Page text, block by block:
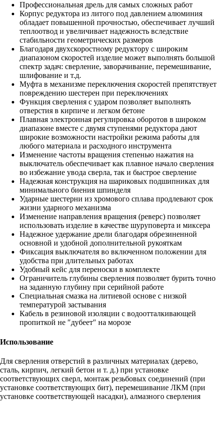
Профессиональная дрель для самых сложных работ
Корпус редуктора из литого под давлением алюминия
обладает повышенной прочностью, обеспечивает лучший
теплоотвод и увеличивает надежность вследствие
стабильности геометрических размеров
Благодаря двухскоростному редуктору с широким
диапазоном скоростей изделие может выполнять большой
спектр задач: сверление, заворачивание, перемешивание,
шлифование и т.д.
Муфта в механизме переключения скоростей препятствует
повреждению шестерен при переключениях
Функция сверления с ударом позволяет выполнять
отверстия в кирпиче и легком бетоне
Плавная электронная регулировка оборотов в широком
диапазоне вместе с двумя ступенями редуктора дают
широкие возможности настройки режима работы для
любого материала и расходного инструмента
Изменение частоты вращения степенью нажатия на
выключатель обеспечивает как плавное начало сверления
во избежание увода сверла, так и быстрое сверление
Надежная конструкция на шариковых подшипниках для
минимального биения шпинделя
Ударные шестерни из хромового сплава продлевают срок
жизни ударного механизма
Изменение направления вращения (реверс) позволяет
использовать изделие в качестве шуруповерта и миксера
Надежное удержание дрели благодаря обрезиненной
основной и удобной дополнительной рукояткам
Фиксация выключателя во включенном положении для
удобства при длительных работах
Удобный кейс для переноски в комплекте
Ограничитель глубины сверления позволяет бурить точно
на заданную глубину при серийной работе
Специальная смазка на литиевой основе с низкой
температурой застывания
Кабель в резиновой изоляции с водоотталкивающей
пропиткой не ″дубеет″ на морозе
Использование
Для сверления отверстий в различных материалах (дерево,
сталь, кирпич, легкий бетон и т. д.) при установке
соответствующих сверл, монтаж резьбовых соединений (при
установке соответствующих бит), перемешивание ЛКМ (при
установке соответствующей насадки), алмазного сверления